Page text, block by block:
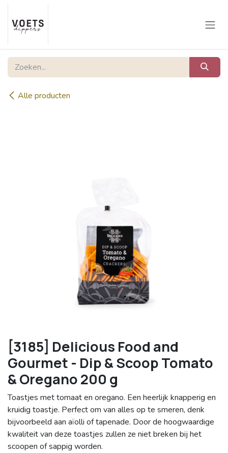
Overslaan naar inhoud
Alle producten
[3185] Delicious Food and
Gourmet - Dip & Scoop Tomato
& Oregano 200 g
Toastjes met tomaat en oregano. Een heerlijk knapperig en
kruidig toastje. Perfect om van alles op te smeren, denk
bijvoorbeeld aan aïolli of tapenade. Door de hoogwaardige
kwaliteit van deze toastjes zullen ze niet breken bij het
scoopen of sappig worden.